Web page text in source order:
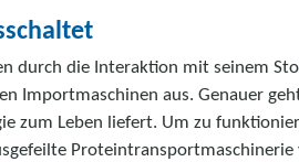
durch die Interaktion mit seinem
Importmaschinen aus. Genauer
zum Leben liefert. Um zu